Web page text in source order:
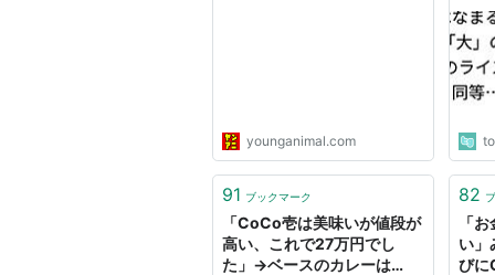
younganimal.com
店メ
い
91 ブックマーク
「CoCo壱は美味いが値段が
高い、これで27万円でし
た」→ベースのカレーは
82
「
い」
びに